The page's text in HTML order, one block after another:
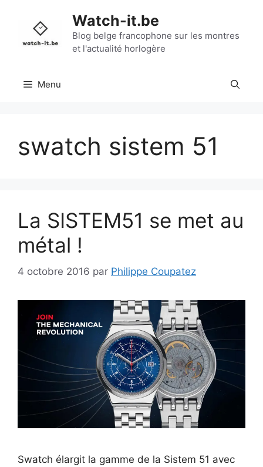
contenu
Watch-it.be
Blog belge francophone sur les montres
et l'actualité horlogère
Menu
swatch sistem 51
La SISTEM51 se met au
métal !
4 octobre 2016 par Philippe Coupatez
Swatch élargit la gamme de la Sistem 51 avec